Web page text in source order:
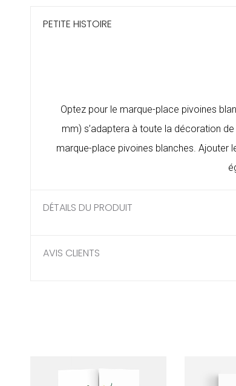
PETITE HISTOIRE
Optez pour le marque-place pivoines
mm) s’adaptera à toute la décoration
marque-place pivoines blanches. Ajouter
DÉTAILS DU PRODUIT
AVIS CLIENTS